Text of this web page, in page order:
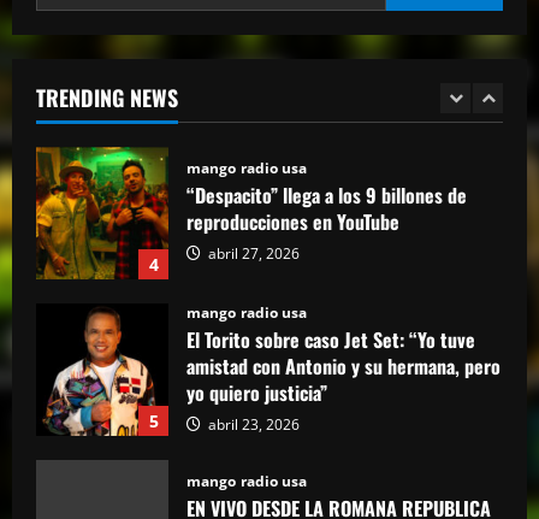
TRENDING NEWS
4
“Despacito” llega a los 9 billones de
reproducciones en YouTube
mango radio usa
El Torito sobre caso Jet Set: “Yo tuve
amistad con Antonio y su hermana, pero
abril 23, 2026
mango radio usa
EN VIVO DESDE LA ROMANA REPUBLICA
DOMINICANA